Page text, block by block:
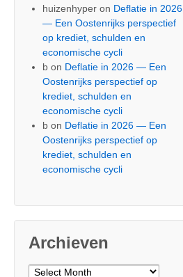
huizenhyper on Deflatie in 2026
— Een Oostenrijks perspectief
op krediet, schulden en
economische cycli
b on Deflatie in 2026 — Een
Oostenrijks perspectief op
krediet, schulden en
economische cycli
b on Deflatie in 2026 — Een
Oostenrijks perspectief op
krediet, schulden en
economische cycli
Archieven
Archieven